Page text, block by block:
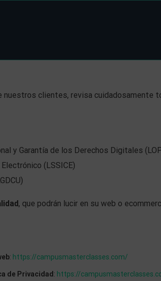
nuestros clientes, revisa cuidadosamente
y Garantía de los Derechos Digitales
(LSSICE)
, que podrán lucir en su web o
: https://campusmasterclasses.com/
de Privacidad : https://